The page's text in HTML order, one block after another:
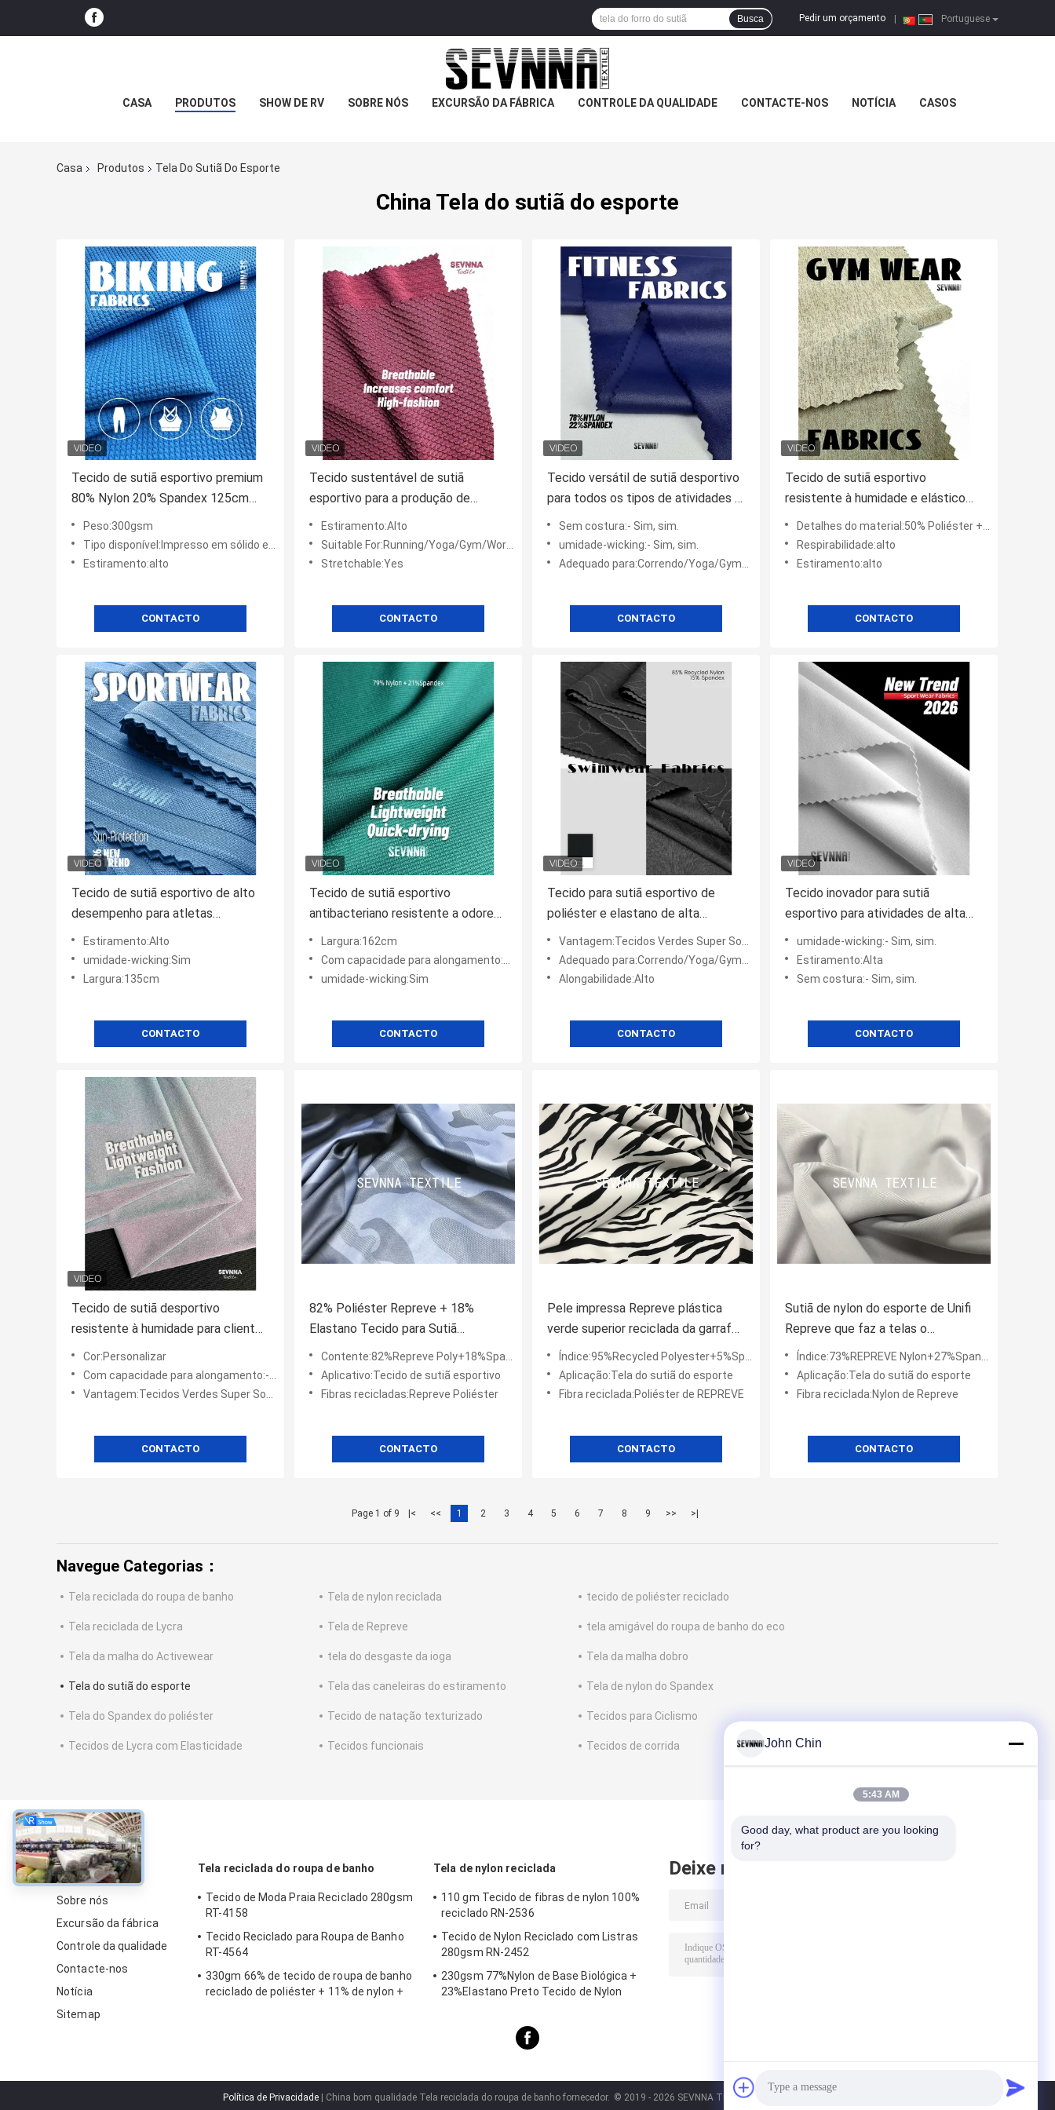
Portuguese
Pedir um orçamento
Busca
CASA PRODUTOS SHOW DE RV SOBRE NÓS EXCURSÃO DA FÁBRICA CONTROLE DA QUALIDADE CONTACTE-NOS NOTÍCIA CASOS
Casa Produtos Tela Do Sutiã Do Esporte
China Tela do sutiã do esporte
Tecido de sutiã esportivo premium
80% Nylon 20% Spandex 125cm
Largura
Peso:300gsm
Tipo disponível:Impresso em sólido e digital
Estiramento:alto
CONTACTO
Tecido sustentável de sutiã
esportivo para a produção de
roupas esportivas ambientalmente
conscientes
Estiramento:Alto
Suitable For:Running/Yoga/Gym/Workout
Stretchable:Yes
CONTACTO
Tecido versátil de sutiã desportivo
para todos os tipos de atividades e
desportos desportivos
Sem costura:- Sim, sim.
umidade-wicking:- Sim, sim.
Adequado para:Correndo/Yoga/Gym/Exercício
CONTACTO
Tecido de sutiã esportivo
resistente à humidade e elástico
Mercado de moda sustentável
Detalhes do material:50% Poliéster + 50% Espandêx
Respirabilidade:alto
Estiramento:alto
CONTACTO
Tecido de sutiã esportivo de alto
desempenho para atletas
profissionais e entusiastas do
fitness
Estiramento:Alto
umidade-wicking:Sim
Largura:135cm
CONTACTO
Tecido de sutiã esportivo
antibacteriano resistente a odores
para estilo de vida ativo
Largura:162cm
Com capacidade para alongamento:Sim
umidade-wicking:Sim
CONTACTO
Tecido para sutiã esportivo de
poliéster e elastano de alta
elasticidade 260gsm
Vantagem:Tecidos Verdes Super Soft Stretch
Adequado para:Correndo/Yoga/Gym/Exercício
Alongabilidade:Alto
CONTACTO
Tecido inovador para sutiã
esportivo para atividades de alta
intensidade e alto impacto
umidade-wicking:- Sim, sim.
Estiramento:Alta
Sem costura:- Sim, sim.
CONTACTO
Tecido de sutiã desportivo
resistente à humidade para clientes
Materiais Conforto máximo
Cor:Personalizar
Com capacidade para alongamento:- Sim, sim.
Vantagem:Tecidos Verdes Super Soft Stretch
CONTACTO
82% Poliéster Repreve + 18%
Elastano Tecido para Sutiã
Esportivo
Contente:82%Repreve Poly+18%Spandex
Aplicativo:Tecido de sutiã esportivo
Fibras recicladas:Repreve Poliéster
CONTACTO
Pele impressa Repreve plástica
verde superior reciclada da garrafa
da tela do sutiã do esporte do
poliéster - amigável
Índice:95%Recycled Polyester+5%Spandex
Aplicação:Tela do sutiã do esporte
Fibra reciclada:Poliéster de REPREVE
CONTACTO
Sutiã de nylon do esporte de Unifi
Repreve que faz a telas o
estiramento de pouco peso
delicado super
Índice:73%REPREVE Nylon+27%Spandex
Aplicação:Tela do sutiã do esporte
Fibra reciclada:Nylon de Repreve
CONTACTO
Page 1 of 9 |< << 1 2 3 4 5 6 7 8 9 >> >|
Navegue Categorias：
Tela reciclada do roupa de banho Tela de nylon reciclada tecido de poliéster reciclado
Tela reciclada de Lycra Tela de Repreve tela amigável do roupa de banho do eco
Tela da malha do Activewear tela do desgaste da ioga Tela da malha dobro
Tela do sutiã do esporte Tela das caneleiras do estiramento Tela de nylon do Spandex
Tela do Spandex do poliéster Tecido de natação texturizado Tecidos para Ciclismo
Tecidos de Lycra com Elasticidade Tecidos funcionais Tecidos de corrida
sobre
Sobre nós
Excursão da fábrica
Controle da qualidade
Contacte-nos
Notícia
Sitemap
Tela reciclada do roupa de banho
Tecido de Moda Praia Reciclado 280gsm
RT-4158
Tecido Reciclado para Roupa de Banho
RT-4564
330gm 66% de tecido de roupa de banho
reciclado de poliéster + 11% de nylon +
Tela de nylon reciclada
110 gm Tecido de fibras de nylon 100%
reciclado RN-2536
Tecido de Nylon Reciclado com Listras
280gsm RN-2452
230gsm 77%Nylon de Base Biológica +
23%Elastano Preto Tecido de Nylon
Deixe mensagem
Política de Privacidade| China bom qualidade Tela reciclada do roupa de banho fornecedor. © 2019 - 2026 SEVNNA TEXTILE. All Rights Reserved.
John Chin
5:43 AM
Good day, what product are you looking
for?